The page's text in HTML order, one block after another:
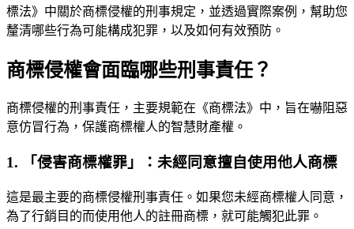
標法》中關於商標侵權的刑事規定，並透過實際案例，幫助您
釐清哪些行為可能構成犯罪，以及如何有效預防。
商標侵權會面臨哪些刑事責任？
商標侵權的刑事責任，主要規範在《商標法》中，旨在嚇阻惡
意仿冒行為，保護商標權人的智慧財產權。
1. 「侵害商標權罪」：未經同意擅自使用他人商標
這是最主要的商標侵權刑事責任。如果您未經商標權人同意，
為了行銷目的而使用他人的註冊商標，就可能觸犯此罪。